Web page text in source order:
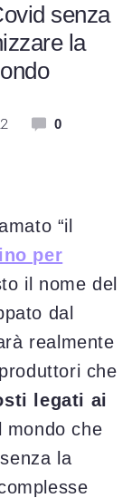
senza
la
0
“il
per
il nome del
dal
realmente
che
legati ai
mondo che
la